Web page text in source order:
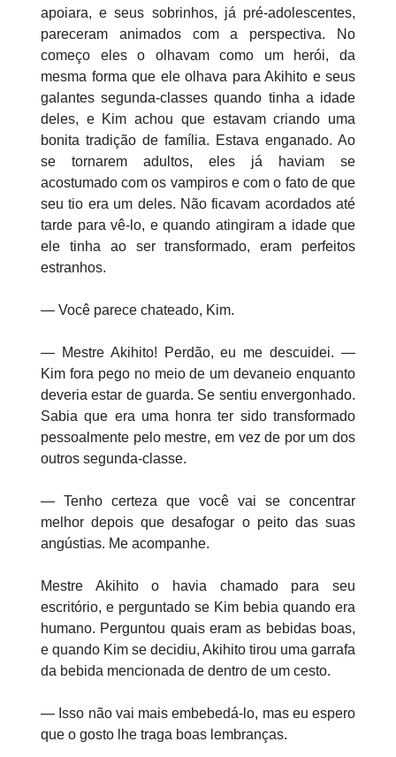
apoiara, e seus sobrinhos, já pré-adolescentes,
pareceram animados com a perspectiva. No
começo eles o olhavam como um herói, da
mesma forma que ele olhava para Akihito e seus
galantes segunda-classes quando tinha a idade
deles, e Kim achou que estavam criando uma
bonita tradição de família. Estava enganado. Ao
se tornarem adultos, eles já haviam se
acostumado com os vampiros e com o fato de que
seu tio era um deles. Não ficavam acordados até
tarde para vê-lo, e quando atingiram a idade que
ele tinha ao ser transformado, eram perfeitos
estranhos.
— Você parece chateado, Kim.
— Mestre Akihito! Perdão, eu me descuidei. —
Kim fora pego no meio de um devaneio enquanto
deveria estar de guarda. Se sentiu envergonhado.
Sabia que era uma honra ter sido transformado
pessoalmente pelo mestre, em vez de por um dos
outros segunda-classe.
— Tenho certeza que você vai se concentrar
melhor depois que desafogar o peito das suas
angústias. Me acompanhe.
Mestre Akihito o havia chamado para seu
escritório, e perguntado se Kim bebia quando era
humano. Perguntou quais eram as bebidas boas,
e quando Kim se decidiu, Akihito tirou uma garrafa
da bebida mencionada de dentro de um cesto.
— Isso não vai mais embebedá-lo, mas eu espero
que o gosto lhe traga boas lembranças.